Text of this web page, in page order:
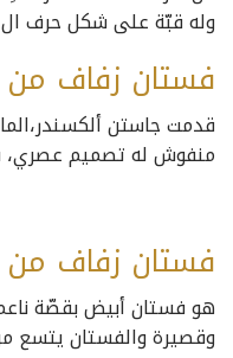
وله قبّة على شكل حرف ال V وواسع من الأسفل.
فستان زفاف من
قدمت جاستن
منفوش له تصميم عصري،
فستان زفاف من EDEM
هو فستان أبيض بقصّة
وقصيرة والفستان يتسع